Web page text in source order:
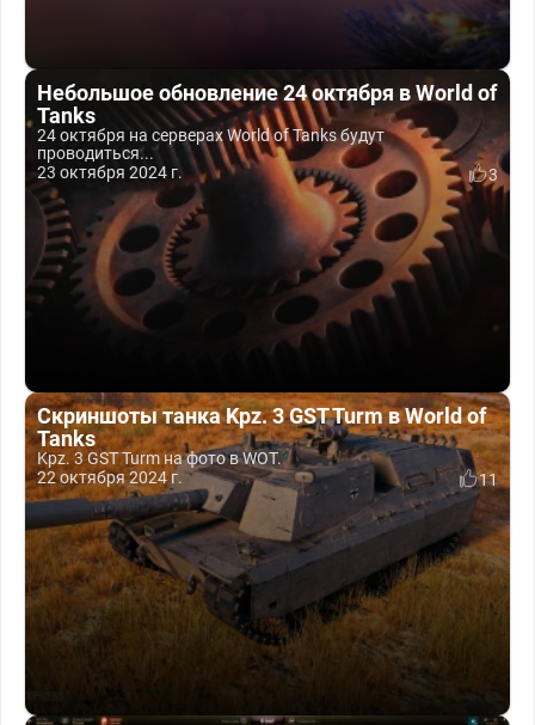
Небольшое обновление 24 октября в World of
Tanks
24 октября на серверах World of Tanks будут
проводиться...
23 октября 2024 г.
3
Скриншоты танка Kpz. 3 GST Turm в World of
Tanks
Kpz. 3 GST Turm на фото в WOT.
22 октября 2024 г.
11